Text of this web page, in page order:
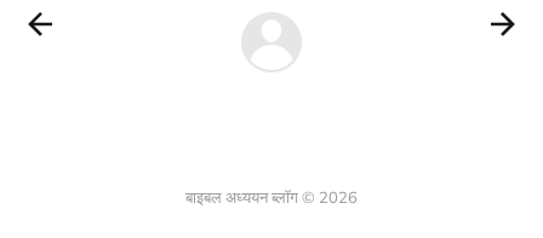
बाइबल अध्ययन ब्लॉग © 2026